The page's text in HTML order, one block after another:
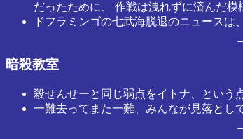
だったために、 作戦は洩れずに済んだ
ドフラミンゴの七武海脱退のニュース
暗殺教室
殺せんせーと同じ弱点をイトナ、という
一難去ってまた一難、みんなが見落とし